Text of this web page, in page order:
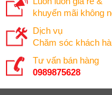
khuyến mãi không
Dịch vụ
Chăm sóc khách
Tư vấn bán hàng
0989875628